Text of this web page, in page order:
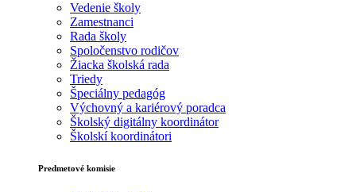
Vedenie školy
Zamestnanci
Rada školy
Spoločenstvo rodičov
Žiacka školská rada
Triedy
Špeciálny pedagóg
Výchovný a kariérový poradca
Školský digitálny koordinátor
Školskí koordinátori
Predmetové komisie